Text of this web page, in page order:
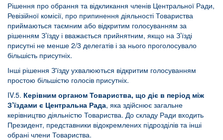
Рішення про обрання та відкликання членів Центральної Ради,
Ревізійної комісії, про припинення діяльності Товариства
приймаються таємним або відкритим голосуванням за
рішенням З’їзду і вважається прийнятним, якщо на З’їзді
присутні не менше 2/3 делегатів і за нього проголосувало
більшість присутніх.
Інші рішення З'їзду ухвалюються відкритим голосуванням
простою більшістю голосів присутніх.
IV.5. Керівним органом Товариства, що діє в період між
З’їздами є Центральна Рада, яка здійснює загальне
керівництво діяльністю Товариства. До складу Ради входить
Президент, представники відокремлених підрозділів та інші
обрані члени Товариства.